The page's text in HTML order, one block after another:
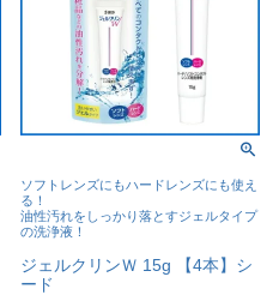
ソフトレンズにもハードレンズにも使え
る！
油性汚れをしっかり落とすジェルタイプ
の洗浄液！
ジェルクリンＷ 15g 【4本】シ
ード